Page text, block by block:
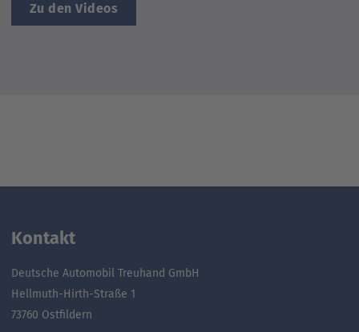
Zu den Videos
Kontakt
Deutsche Automobil Treuhand GmbH
Hellmuth-Hirth-Straße 1
73760 Ostfildern